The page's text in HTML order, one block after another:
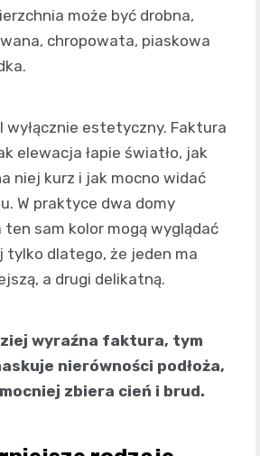
może być drobna,
chropowata, piaskowa
wyłącznie estetyczny. Faktura
elewacja łapie światło, jak
niej kurz i jak mocno widać
W praktyce dwa domy
ten sam kolor mogą wyglądać
tylko dlatego, że jeden ma
a drugi delikatną.
wyraźna faktura, tym
nierówności podłoża,
zbiera cień i brud.